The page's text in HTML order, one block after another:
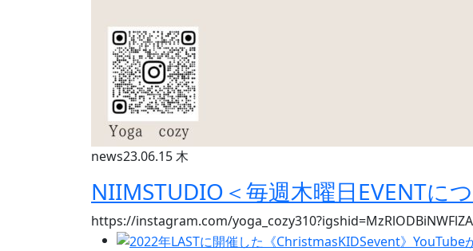
news23.06.15 木
NIIMSTUDIO＜毎週木曜日EVENTに
https://instagram.com/